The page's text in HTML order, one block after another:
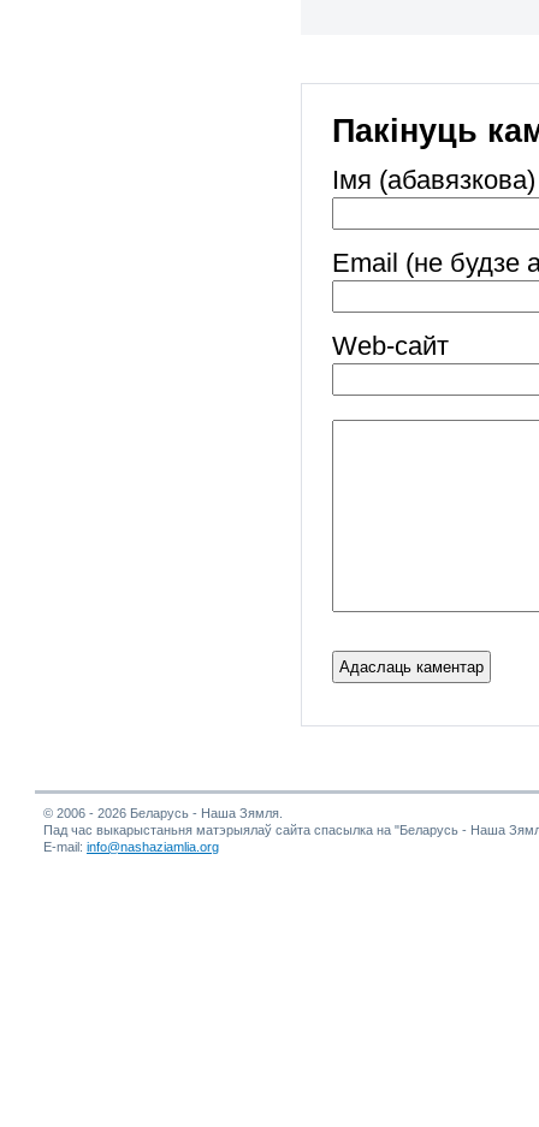
Пакінуць
Імя (абавязкова)
Email (не будзе
Web-cайт
© 2006 - 2026 Беларусь - Наша Зямля.
Пад час выкарыстаньня матэрыялаў сайта спасылка на "Беларусь - Наша
E-mail: info@nashaziamlia.org